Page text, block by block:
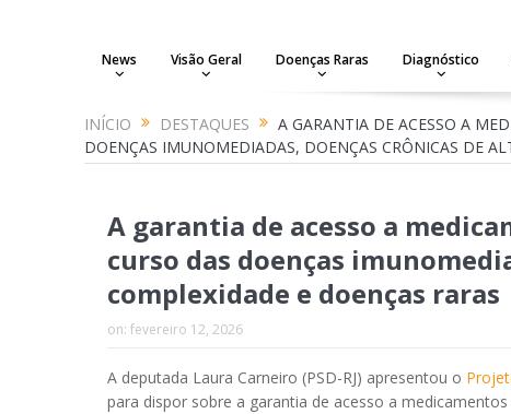
News Visão Geral Doenças Raras Diagnóstico
INÍCIO DESTAQUES
A GARANTIA DE ACESSO A
DOENÇAS IMUNOMEDIADAS, DOENÇAS CRÔNICAS DE
A garantia de acesso a
curso das doenças
complexidade e doenças raras
on: fevereiro 12, 2026
A deputada Laura Carneiro (PSD-RJ) apresentou o
para dispor sobre a garantia de acesso a